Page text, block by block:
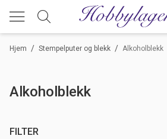
/
Hjem /
Stempelputer og blekk Alkoholblekk
Alkoholblekk
FILTER